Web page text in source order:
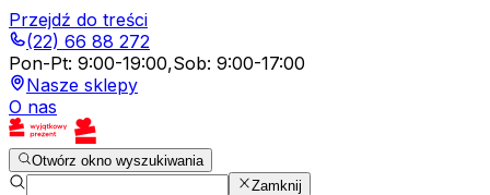
Przejdź do treści
(22) 66 88 272
Pon-Pt: 9:00-19:00,Sob: 9:00-17:00
Nasze sklepy
O nas
Otwórz okno wyszukiwania
Zamknij